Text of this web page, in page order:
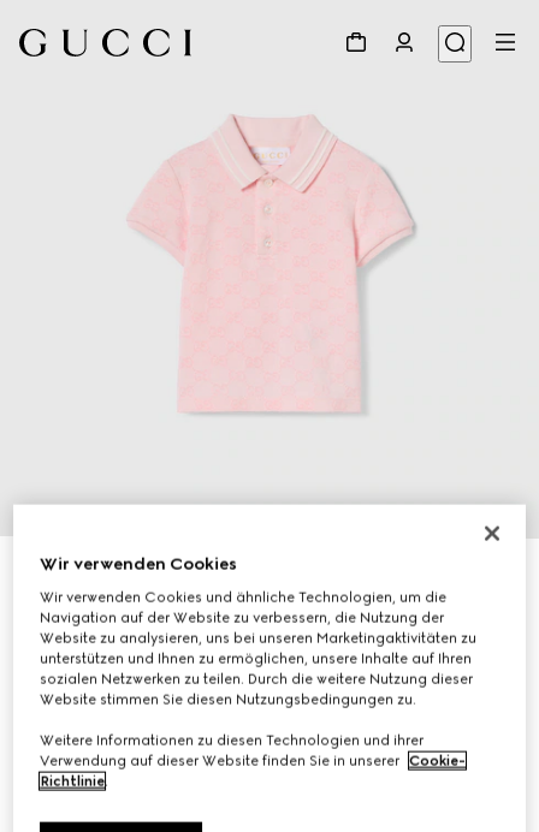
Baby-Poloshirt aus GG Baumwolle
€ 250
Variantenhellrosa
Wir verwenden Cookies
Wir verwenden Cookies und ähnliche Technologien, um die
Navigation auf der Website zu verbessern, die Nutzung der
Website zu analysieren, uns bei unseren Marketingaktivitäten zu
unterstützen und Ihnen zu ermöglichen, unsere Inhalte auf Ihren
sozialen Netzwerken zu teilen. Durch die weitere Nutzung dieser
Website stimmen Sie diesen Nutzungsbedingungen zu.
Weitere Informationen zu diesen Technologien und ihrer
Verwendung auf dieser Website finden Sie in unserer Cookie-
Richtlinie.